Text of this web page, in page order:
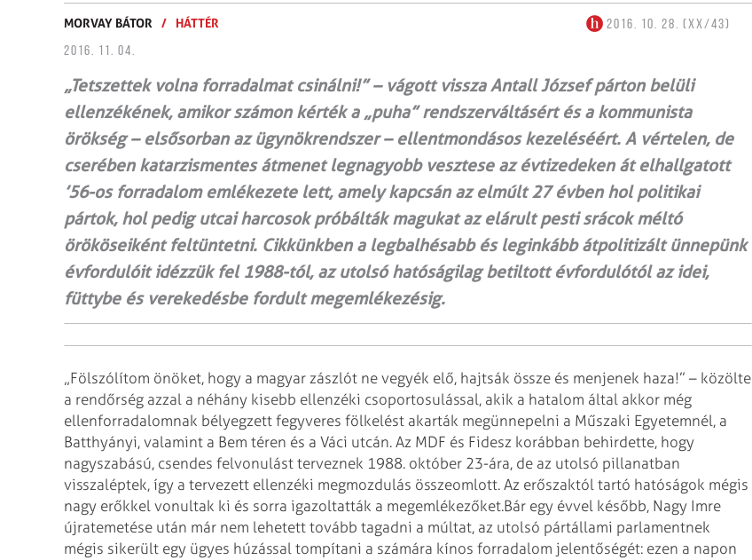
MORVAY BÁTOR / HÁTTÉR
2016. 10. 28. (XX/43)
2016. 11. 04.
„Tetszettek volna forradalmat csinálni!” – vágott vissza Antall József párton belüli
ellenzékének, amikor számon kérték a „puha” rendszerváltásért és a kommunista
örökség – elsősorban az ügynökrendszer – ellentmondásos kezeléséért. A vértelen, de
cserében katarzismentes átmenet legnagyobb vesztese az évtizedeken át elhallgatott
’56-os forradalom emlékezete lett, amely kapcsán az elmúlt 27 évben hol politikai
pártok, hol pedig utcai harcosok próbálták magukat az elárult pesti srácok méltó
örököseiként feltüntetni. Cikkünkben a legbalhésabb és leginkább átpolitizált ünnepünk
évfordulóit idézzük fel 1988-tól, az utolsó hatóságilag betiltott évfordulótól az idei,
füttybe és verekedésbe fordult megemlékezésig.
„Fölszólítom önöket, hogy a magyar zászlót ne vegyék elő, hajtsák össze és menjenek haza!” – közölte
a rendőrség azzal a néhány kisebb ellenzéki csoportosulással, akik a hatalom által akkor még
ellenforradalomnak bélyegzett fegyveres fölkelést akarták megünnepelni a Műszaki Egyetemnél, a
Batthyányi, valamint a Bem téren és a Váci utcán. Az MDF és Fidesz korábban behirdette, hogy
nagyszabású, csendes felvonulást terveznek 1988. október 23-ára, de az utolsó pillanatban
visszaléptek, így a tervezett ellenzéki megmozdulás összeomlott. Az erőszaktól tartó hatóságok mégis
nagy erőkkel vonultak ki és sorra igazoltatták a megemlékezőket.Bár egy évvel később, Nagy Imre
újratemetése után már nem lehetett tovább tagadni a múltat, az utolsó pártállami parlamentnek
mégis sikerült egy ügyes húzással tompítani a számára kínos forradalom jelentőségét: ezen a napon